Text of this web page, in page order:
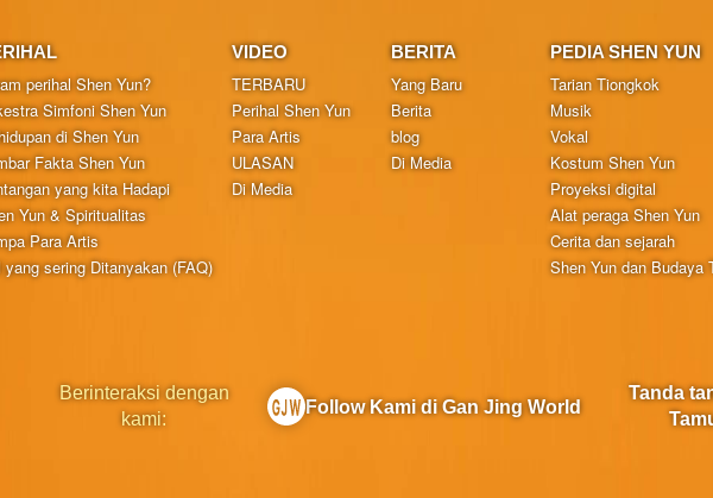
perihal Shen Yun?
Simfoni Shen Yun
di Shen Yun
Fakta Shen Yun
yang kita Hadapi
Yun & Spiritualitas
Para Artis
yang sering Ditanyakan (FAQ)
VIDEO
TERBARU
Perihal Shen Yun
Para Artis
ULASAN
Di Media
BERITA
Yang Baru
Berita
blog
Di Media
PEDIA SHEN YUN
Tarian Tiongkok
Musik
Vokal
Kostum Shen Yun
Proyeksi digital
Alat peraga Shen Yun
Cerita dan sejarah
Shen Yun dan Budaya
Berinteraksi dengan
kami:
Follow Kami di Gan Jing World
Tanda